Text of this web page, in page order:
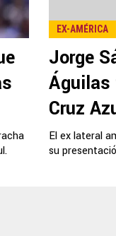
EX-AMÉRICA
Jorge
Cruz
El ex lateral
su